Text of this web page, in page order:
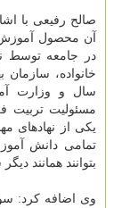
صالح رفیعی با
آن محصول
در جامعه توسط
خانواده،
سال و وزارت
مسئولیت تربیت
یکی از نهادهای
تمامی دانش
بتوانند همانند
وی اضافه کرد: